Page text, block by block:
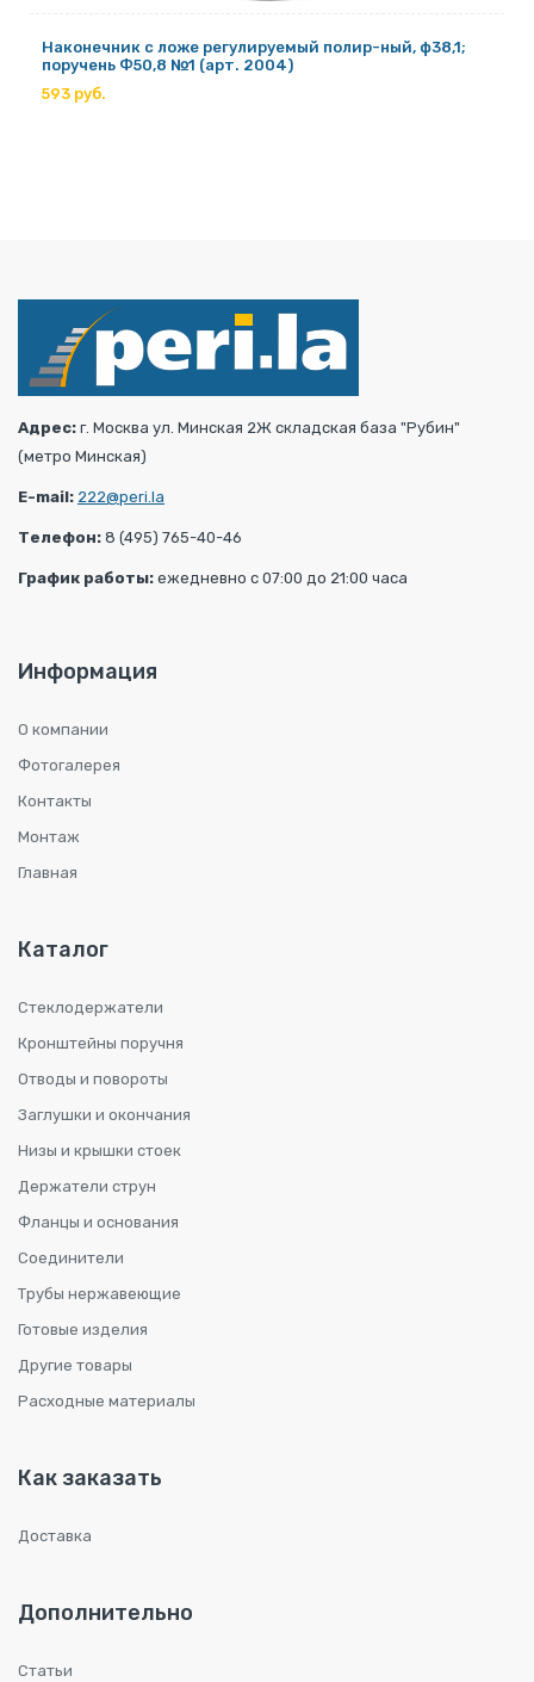
Наконечник с ложе регулируемый полир-ный, ф38,1;
поручень Ф50,8 №1 (арт. 2004)
593 руб.
Адрес: г. Москва ул. Минская 2Ж складская база "Рубин"
(метро Минская)
E-mail: 222@peri.la
Телефон: 8 (495) 765-40-46
График работы: ежедневно с 07:00 до 21:00 часа
Информация
О компании
Фотогалерея
Контакты
Монтаж
Главная
Каталог
Стеклодержатели
Кронштейны поручня
Отводы и повороты
Заглушки и окончания
Низы и крышки стоек
Держатели струн
Фланцы и основания
Соединители
Трубы нержавеющие
Готовые изделия
Другие товары
Расходные материалы
Как заказать
Доставка
Дополнительно
Статьи